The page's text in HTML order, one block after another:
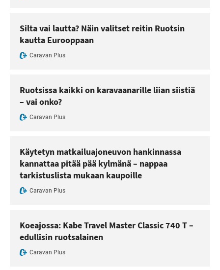
Silta vai lautta? Näin valitset reitin Ruotsin
kautta Eurooppaan
Caravan Plus
Ruotsissa kaikki on karavaanarille liian siistiä
– vai onko?
Caravan Plus
Käytetyn matkailuajoneuvon hankinnassa
kannattaa pitää pää kylmänä – nappaa
tarkistuslista mukaan kaupoille
Caravan Plus
Koeajossa: Kabe Travel Master Classic 740 T –
edullisin ruotsalainen
Caravan Plus